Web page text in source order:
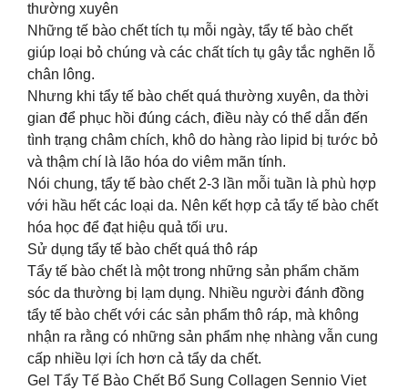
thường xuyên
Những tế bào chết tích tụ mỗi ngày, tẩy tế bào chết
giúp loại bỏ chúng và các chất tích tụ gây tắc nghẽn lỗ
chân lông.
Nhưng khi tẩy tế bào chết quá thường xuyên, da thời
gian để phục hồi đúng cách, điều này có thể dẫn đến
tình trạng châm chích, khô do hàng rào lipid bị tước bỏ
và thậm chí là lão hóa do viêm mãn tính.
Nói chung, tẩy tế bào chết 2-3 lần mỗi tuần là phù hợp
với hầu hết các loại da. Nên kết hợp cả tẩy tế bào chết
hóa học để đạt hiệu quả tối ưu.
Sử dụng tẩy tế bào chết quá thô ráp
Tẩy tế bào chết là một trong những sản phẩm chăm
sóc da thường bị lạm dụng. Nhiều người đánh đồng
tẩy tế bào chết với các sản phẩm thô ráp, mà không
nhận ra rằng có những sản phẩm nhẹ nhàng vẫn cung
cấp nhiều lợi ích hơn cả tẩy da chết.
Gel Tẩy Tế Bào Chết Bổ Sung Collagen Sennio Viet